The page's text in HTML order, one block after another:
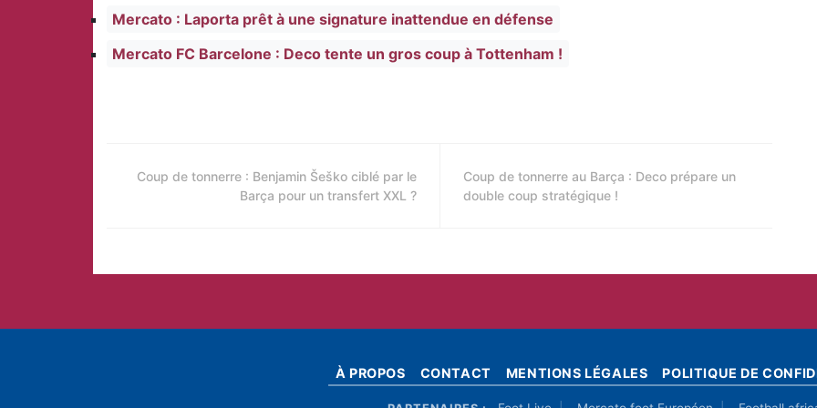
Mercato : Laporta prêt à une signature inattendue en défense
Mercato FC Barcelone : Deco tente un gros coup à Tottenham !
Coup de tonnerre : Benjamin Šeško ciblé par le
Barça pour un transfert XXL ?
Coup de tonnerre au Barça : Deco prépare un
double coup stratégique !
À PROPOS CONTACT MENTIONS LÉGALES POLITIQUE DE